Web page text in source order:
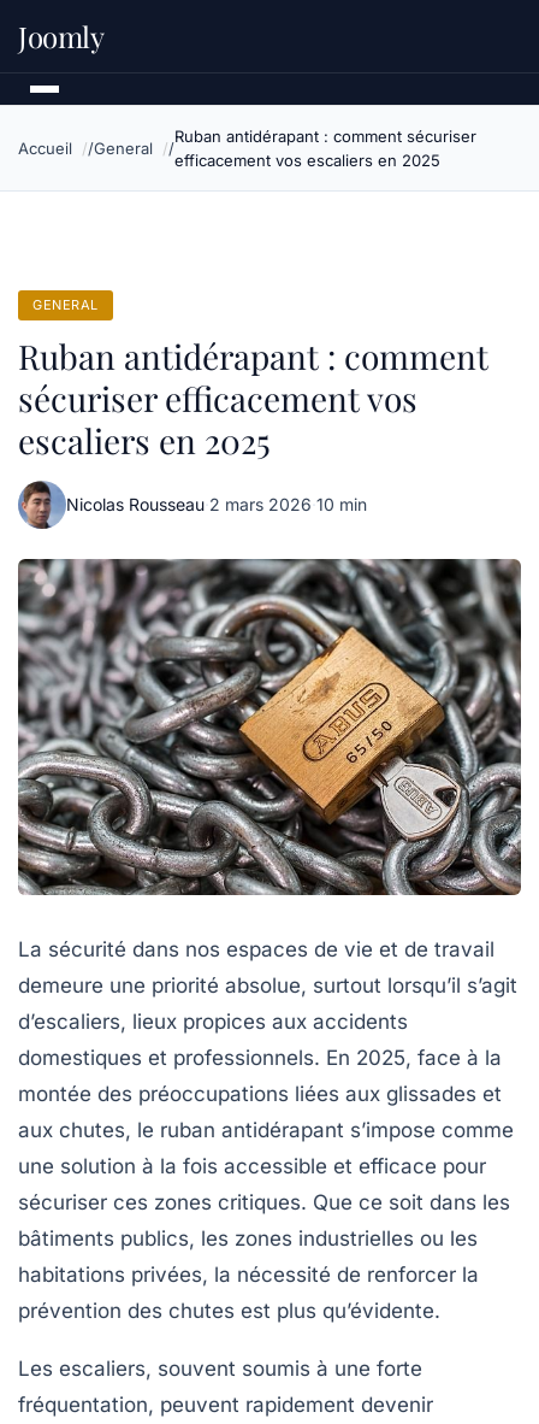
Joomly
Accueil General
Ruban antidérapant : comment sécuriser
efficacement vos escaliers en 2025
GENERAL
Ruban antidérapant : comment
sécuriser efficacement vos
escaliers en 2025
Nicolas Rousseau·2 mars 2026·10 min
La sécurité dans nos espaces de vie et de travail
demeure une priorité absolue, surtout lorsqu’il s’agit
d’escaliers, lieux propices aux accidents
domestiques et professionnels. En 2025, face à la
montée des préoccupations liées aux glissades et
aux chutes, le ruban antidérapant s’impose comme
une solution à la fois accessible et efficace pour
sécuriser ces zones critiques. Que ce soit dans les
bâtiments publics, les zones industrielles ou les
habitations privées, la nécessité de renforcer la
prévention des chutes est plus qu’évidente.
Les escaliers, souvent soumis à une forte
fréquentation, peuvent rapidement devenir